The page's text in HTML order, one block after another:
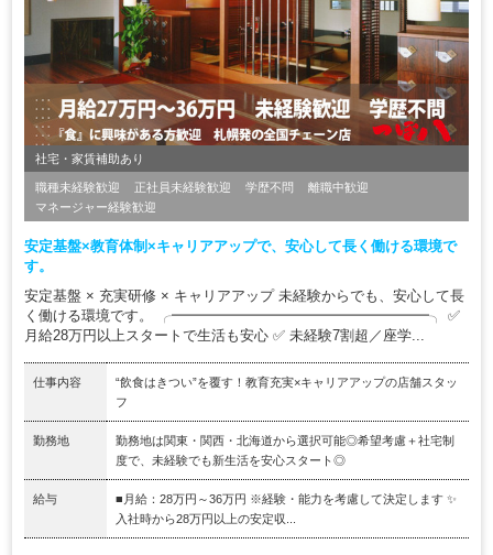
社宅・家賃補助あり
職種未経験歓迎 正社員未経験歓迎 学歴不問
離職中歓迎
マネージャー経験歓迎
安定基盤×教育体制×キャリアアップで、安心して長く働ける環境で
す。
安定基盤 × 充実研修 × キャリアアップ 未経験からでも、安心して長
く働ける環境です。 ╭━━━━━━━━━━━━━━━━━━╮ ✅
月給28万円以上スタートで生活も安心 ✅ 未経験7割超／座学...
仕事内容
“飲食はきつい”を覆す！教育充実×キャリアアップの店舗スタッ
フ
勤務地
勤務地は関東・関西・北海道から選択可能◎希望考慮＋社宅制
度で、未経験でも新生活を安心スタート◎
給与
■月給：28万円～36万円 ※経験・能力を考慮して決定します ✨
入社時から28万円以上の安定収...